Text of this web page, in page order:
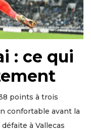
: ce qui
points à trois
confortable avant la
à Vallecas